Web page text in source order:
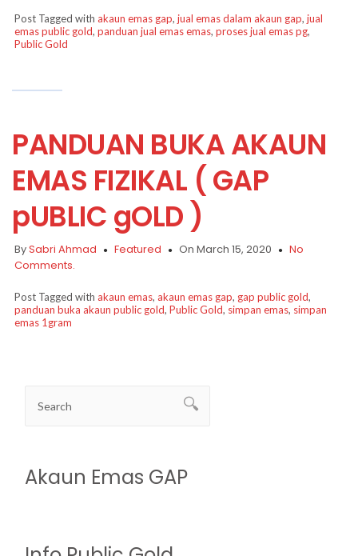
Post Tagged with akaun emas gap, jual emas dalam akaun gap, jual
emas public gold, panduan jual emas emas, proses jual emas pg,
Public Gold
PANDUAN BUKA AKAUN
EMAS FIZIKAL ( GAP
pUBLIC gOLD )
BySabri Ahmad Featured On March 15, 2020
No
Comments.
Post Tagged with akaun emas, akaun emas gap, gap public gold,
panduan buka akaun public gold, Public Gold, simpan emas, simpan
emas 1gram
Akaun Emas GAP